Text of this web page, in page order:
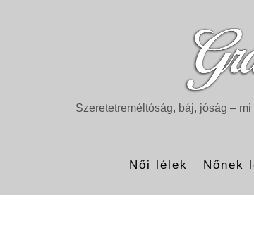
Szeretetreméltóság, báj, jóság –
Női lélek Nőnek